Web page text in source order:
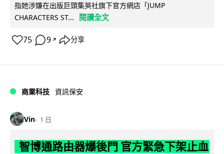
指她涉嫌在出版巨頭集英社旗下官方網店「JUMP
CHARACTERS ST...
閱讀全文
75 9 ↗ 分享
商業科技 資訊保安
Vin 1 日
智博通路由器爆後門 官方緊急下架止血